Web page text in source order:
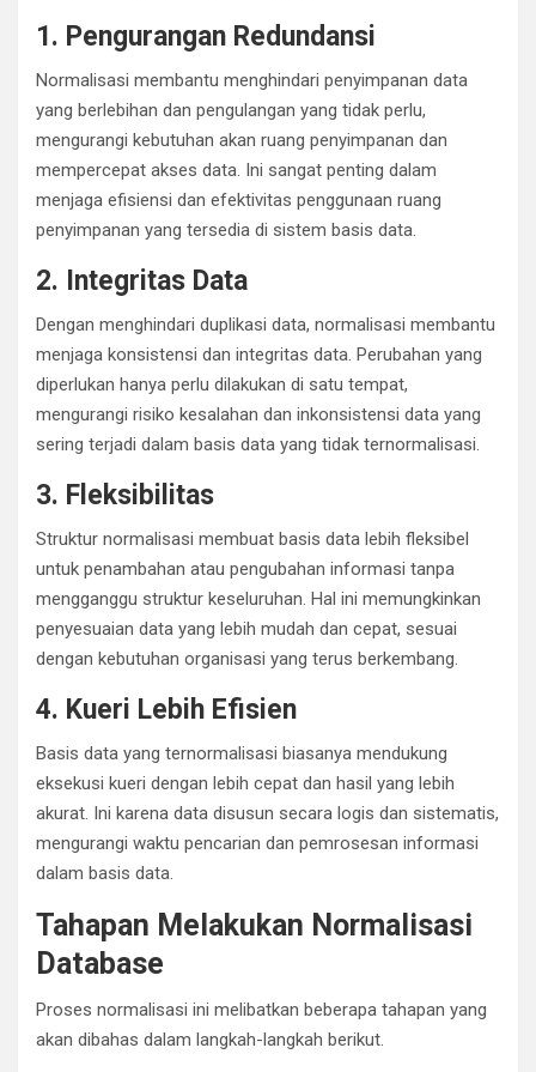
1. Pengurangan Redundansi
Normalisasi membantu menghindari penyimpanan data
yang berlebihan dan pengulangan yang tidak perlu,
mengurangi kebutuhan akan ruang penyimpanan dan
mempercepat akses data. Ini sangat penting dalam
menjaga efisiensi dan efektivitas penggunaan ruang
penyimpanan yang tersedia di sistem basis data.
2. Integritas Data
Dengan menghindari duplikasi data, normalisasi membantu
menjaga konsistensi dan integritas data. Perubahan yang
diperlukan hanya perlu dilakukan di satu tempat,
mengurangi risiko kesalahan dan inkonsistensi data yang
sering terjadi dalam basis data yang tidak ternormalisasi.
3. Fleksibilitas
Struktur normalisasi membuat basis data lebih fleksibel
untuk penambahan atau pengubahan informasi tanpa
mengganggu struktur keseluruhan. Hal ini memungkinkan
penyesuaian data yang lebih mudah dan cepat, sesuai
dengan kebutuhan organisasi yang terus berkembang.
4. Kueri Lebih Efisien
Basis data yang ternormalisasi biasanya mendukung
eksekusi kueri dengan lebih cepat dan hasil yang lebih
akurat. Ini karena data disusun secara logis dan sistematis,
mengurangi waktu pencarian dan pemrosesan informasi
dalam basis data.
Tahapan Melakukan Normalisasi
Database
Proses normalisasi ini melibatkan beberapa tahapan yang
akan dibahas dalam langkah-langkah berikut.